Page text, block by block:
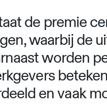
de premie
waarbij de
worden
en vaak